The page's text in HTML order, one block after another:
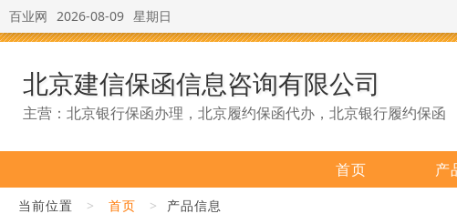
百业网 2026-08-09 星期日
北京建信保函信息咨询有限公司
主营：北京银行保函办理，北京履约保函代办，北京银行履约保函
首页 产
当前位置 > 首页 > 产品信息